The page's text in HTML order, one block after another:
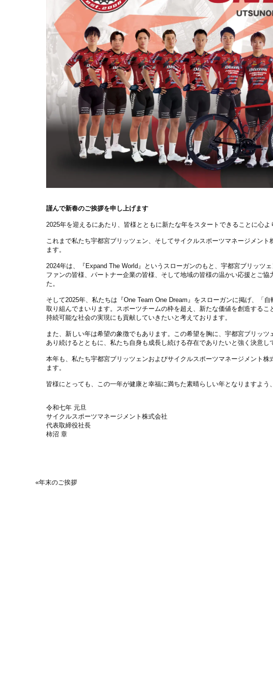
謹んで新春のご挨拶を申し上げます
2025年を迎えるにあたり、皆様とともに新たな年をスタートできることに心よ
これまで私たち宇都宮ブリッツェン、そしてサイクルスポーツマネージメン
ます。
2024年は、『 Expand The World 』というスローガンのもと、宇都宮ブリッツ
ファンの皆様、パートナー企業の皆様、そして地域の皆様の温かい応援とご
た。
そして2025年、私たちは『One Team One Dream 』をスローガンに掲げ、「
取り組んでまいります。スポーツチームの枠を超え、新たな価値を創造する
持続可能な社会の実現にも貢献していきたいと考えております。
また、新しい年は希望の象徴でもあります。この希望を胸に、宇都宮ブリッ
あり続けるとともに、私たち自身も成長し続ける存在でありたいと強く決意し
本年も、私たち宇都宮ブリッツェンおよびサイクルスポーツマネージメント
ます。
皆様にとっても、この一年が健康と幸福に満ちた素晴らしい年となりますよう
令和七年 元旦
サイクルスポーツマネージメント株式会社
代表取締役社長
柿沼 章
«年末のご挨拶